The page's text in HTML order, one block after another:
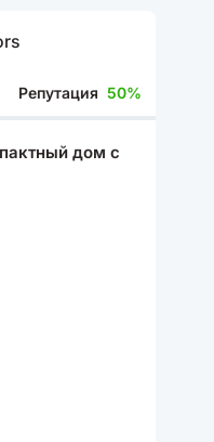
Репутация 50%
дом c